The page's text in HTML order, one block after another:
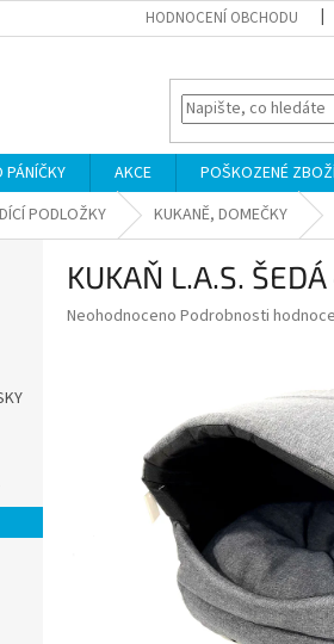
HODNOCENÍ OBCHODU
PÁNÍČKY AKCE POŠKOZENÉ
PODLOŽKY KUKANĚ, DOMEČKY
KUKAŇ L.A.S.
Průměrné
hvězdiček.
Neohodnoceno Podrobnosti